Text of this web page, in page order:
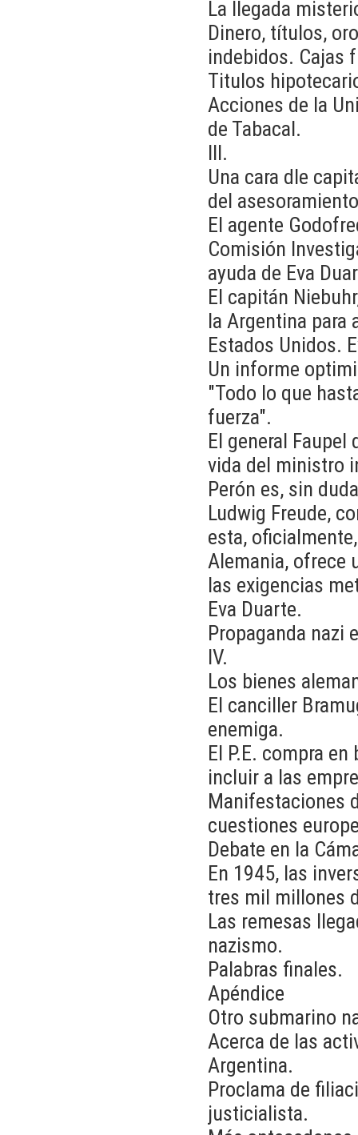
La llegada
Dinero, títulos,
indebidos. Cajas
Titulos
Acciones de la
de Tabacal.
III.
Una cara dle
del
El agente
Comisión
ayuda de Eva
El capitán
la Argentina para
Estados Unidos.
Un informe
"Todo lo que
fuerza".
El general
vida del ministro
Perón es, sin
Ludwig Freude,
esta,
Alemania, ofrece
las exigencias
Eva Duarte.
Propaganda nazi
IV.
Los bienes
El canciller
enemiga.
El P.E. compra
incluir a las
Manifestaciones
cuestiones
Debate en la
En 1945, las
tres mil millones
Las remesas
nazismo.
Palabras finales.
Apéndice
Otro submarino
Acerca de las
Argentina.
Proclama de
justicialista.